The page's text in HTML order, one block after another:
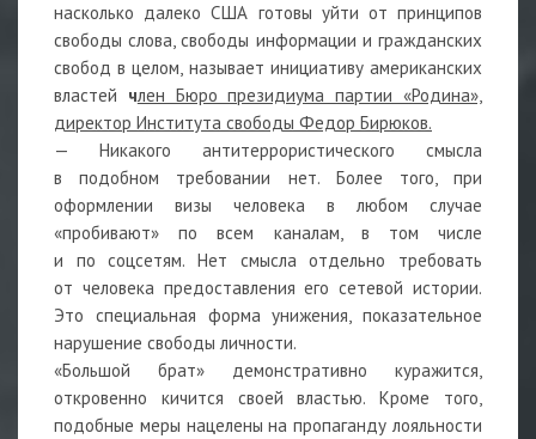
насколько далеко США готовы уйти от принципов
свободы слова, свободы информации и гражданских
свобод в целом, называет инициативу американских
властей член Бюро президиума партии «Родина»,
директор Института свободы Федор Бирюков.
— Никакого антитеррористического смысла
в подобном требовании нет. Более того, при
оформлении визы человека в любом случае
«пробивают» по всем каналам, в том числе
и по соцсетям. Нет смысла отдельно требовать
от человека предоставления его сетевой истории.
Это специальная форма унижения, показательное
нарушение свободы личности.
«Большой брат» демонстративно куражится,
откровенно кичится своей властью. Кроме того,
подобные меры нацелены на пропаганду лояльности